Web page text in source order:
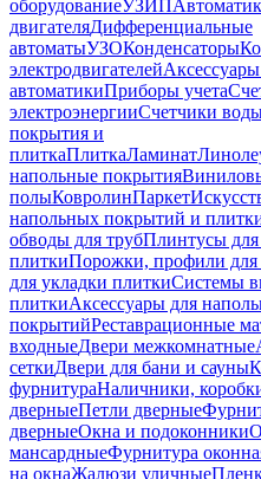
оборудованиеУЗИП
двигателяДифференциальные
автоматыУЗОКонденсаторы
электродвигателей
автоматикиПриборы учета
электроэнергииСчетчики
покрытия и
плиткаПлиткаЛаминат
напольные покрытия
полыКовролинПаркет
напольных покрытий и
обводы для трубПлинтусы для
плиткиПорожки, профили для
для укладки плиткиСистемы
плиткиАксессуары для
покрытийРеставрационные
входныеДвери межкомнатные
сеткиДвери для бани и сауны
фурнитураНаличники,
дверныеПетли дверные
дверныеОкна и подоконники
мансардныеФурнитура
на окнаЖалюзи уличные